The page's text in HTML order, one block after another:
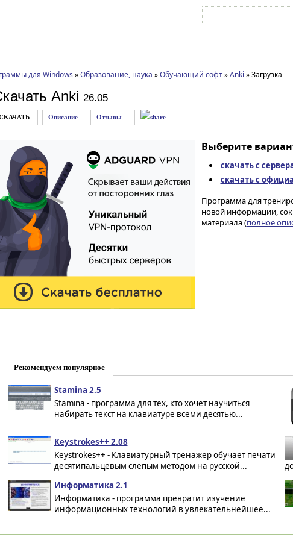
для Windows » Образование, наука » Обучающий софт » Anki »Загрузка
Anki 26.05
Описание Отзывы
Выберите
скачать с
скачать с
Программа для
новой информации,
материала (полное
Рекомендуем популярное
Stamina 2.5
Stamina - программа для тех, кто хочет научиться
набирать текст на клавиатуре всеми десятью...
Keystrokes++ 2.08
Keystrokes++ - Клавиатурный тренажер обучает печати
десятипальцевым слепым методом на русской...
Информатика 2.1
Информатика - программа превратит изучение
информационных технологий в увлекательнейшее...